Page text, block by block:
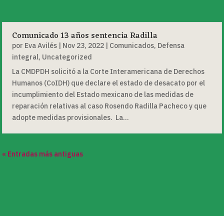
Comunicado 13 años sentencia Radilla
por Eva Avilés | Nov 23, 2022 | Comunicados, Defensa
integral, Uncategorized
La CMDPDH solicitó a la Corte Interamericana de Derechos
Humanos (CoIDH) que declare el estado de desacato por el
incumplimiento del Estado mexicano de las medidas de
reparación relativas al caso Rosendo Radilla Pacheco y que
adopte medidas provisionales. La...
« Entradas más antiguas